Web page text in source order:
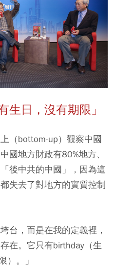
生日，沒有期限」
（bottom-up）觀察中國
國地方財政有80%地方、
後中共的中國」，因為這
失去了對地方的實質控制
台，而是在我的定義裡，
在。它只有birthday（生
）。」